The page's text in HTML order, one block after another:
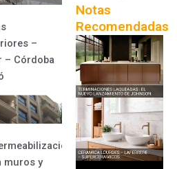
–
– Córdoba
muros y
Notas
Recomendadas